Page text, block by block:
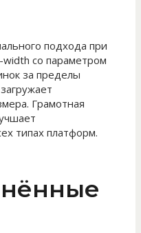
подхода при
со параметром
за пределы
Грамотная
типах платформ.